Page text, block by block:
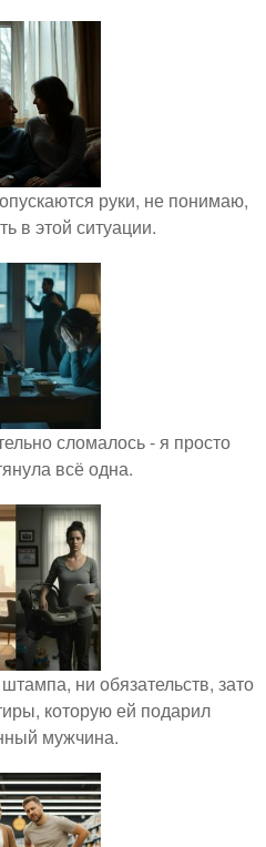
руки, не понимаю,
в этой ситуации.
сломалось - я просто
всё одна.
ни обязательств, зато
которую ей подарил
мужчина.